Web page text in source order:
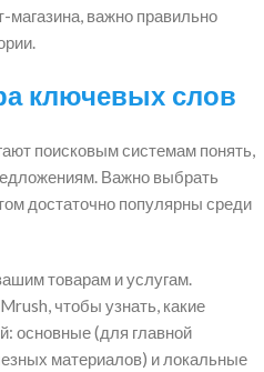
магазина, важно правильно
ключевых слов
поисковым системам понять,
Важно выбрать
достаточно популярны среди
товарам и услугам.
чтобы узнать, какие
основные (для главной
материалов) и локальные